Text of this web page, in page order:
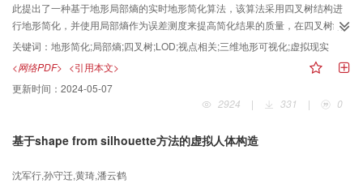
此提出了一种基于地形局部熵的实时地形简化算法，该算法采用四叉树结构进
行地形简化，并使用局部熵作为误差测度来提高简化结果的质量，在四叉树结
构“裂缝”的消除方面，采用更加合理的数据结构来提高算法的效率，实验结果表
明，该算法具有实时，高效的特点，可以满足三维地形可视化和虚拟显示应用
中地形实时简化与显示的要求。
关键词： 地形简化;局部熵;四叉树;LOD;视点相关;三维地形可视化;虚拟现实
<网络PDF> <引用本文>
更新时间： 2024-05-07
2924
| 331 | 0
基于shape from silhouette方法的虚拟人体构造
沈军行,孙守迁,黄琦,潘云鹤